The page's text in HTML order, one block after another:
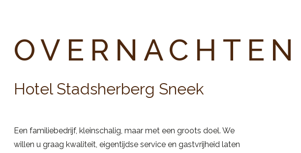
OVERNACHTEN
Hotel Stadsherberg Sneek
Een familiebedrijf, kleinschalig, maar met een groots doel. We
willen u graag kwaliteit, eigentijdse service en gastvrijheid laten